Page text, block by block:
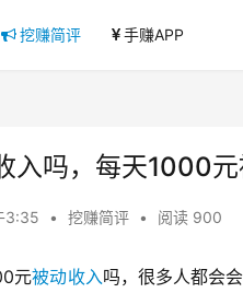
挖赚简评 手赚APP
入吗，每天1000
3:35 • 挖赚简评 • 阅读 900
元被动收入吗，很多人都会